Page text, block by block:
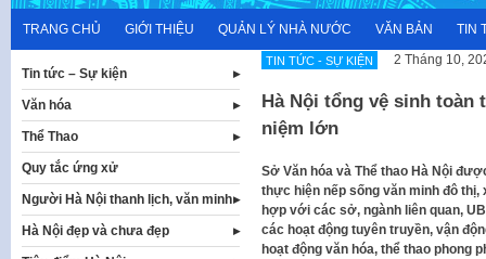
TRANG CHỦ GIỚI THIỆU QUẢN LÝ NHÀ NƯỚC VĂN BẢN TIN
TIN TỨC - SỰ KIỆN 2 Tháng 10,
Hà Nội tổng vệ sinh toàn
niệm lớn
Sở Văn hóa và Thể thao Hà Nội
thực hiện nếp sống văn minh đô
hợp với các sở, ngành liên quan,
các hoạt động tuyên truyền, vận
hoạt động văn hóa, thể thao phong
Tin tức – Sự kiện
Văn hóa
Thể Thao
Quy tắc ứng xử
Người Hà Nội thanh lịch, văn minh
Hà Nội đẹp và chưa đẹp